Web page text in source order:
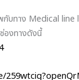
กับทาง Medical
องทางดังนี้